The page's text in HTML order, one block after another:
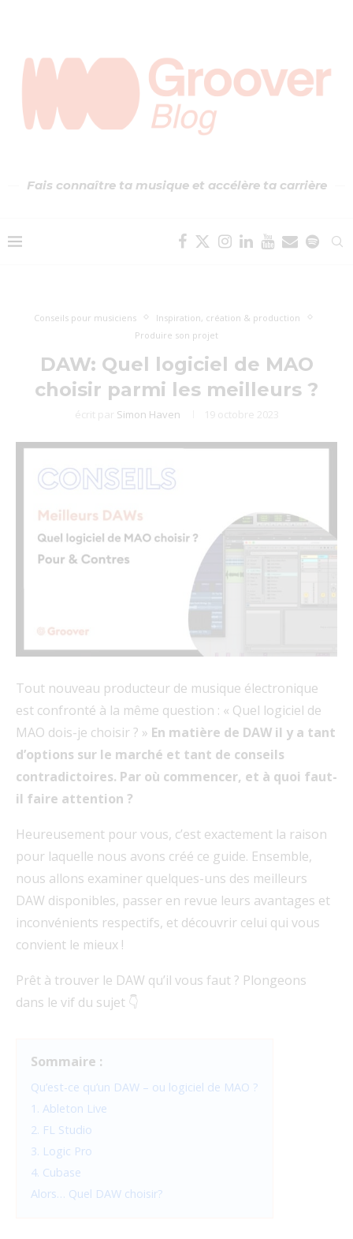
Fais connaître ta musique et accélère ta carrière
Conseils pour musiciens
Inspiration, création & production
Produire son projet
DAW: Quel logiciel de MAO
choisir parmi les meilleurs ?
écrit par Simon Haven 19 octobre 2023
Tout nouveau producteur de musique électronique
est confronté à la même question : « Quel logiciel de
MAO dois-je choisir ? » En matière de DAW il y a tant
d’options sur le marché et tant de conseils
contradictoires. Par où commencer, et à quoi faut-
il faire attention ?
Heureusement pour vous, c’est exactement la raison
pour laquelle nous avons créé ce guide. Ensemble,
nous allons examiner quelques-uns des meilleurs
DAW disponibles, passer en revue leurs avantages et
inconvénients respectifs, et découvrir celui qui vous
convient le mieux !
Prêt à trouver le DAW qu’il vous faut ? Plongeons
dans le vif du sujet 👇
Sommaire :
Qu’est-ce qu’un DAW – ou logiciel de MAO ?
1. Ableton Live
2. FL Studio
3. Logic Pro
4. Cubase
Alors… Quel DAW choisir?